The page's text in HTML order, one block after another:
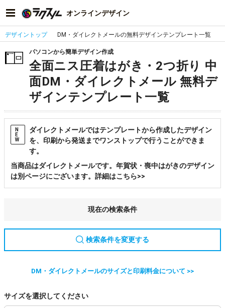
オンラインデザイン
デザイントップ DM・ダイレクトメールの無料デザインテンプレート一覧
パソコンから簡単デザイン作成
全面ニス圧着はがき・2つ折り 中
面DM・ダイレクトメール 無料デ
ザインテンプレート一覧
N
E
W
ダイレクトメールではテンプレートから作成したデザイン
を、印刷から発送までワンストップで行うことができま
す。
当商品はダイレクトメールです。年賀状・喪中はがきのデザイン
は別ページにございます。詳細はこちら>>
現在の検索条件
検索条件を変更する
DM・ダイレクトメールのサイズと印刷料金について >>
サイズを選択してください